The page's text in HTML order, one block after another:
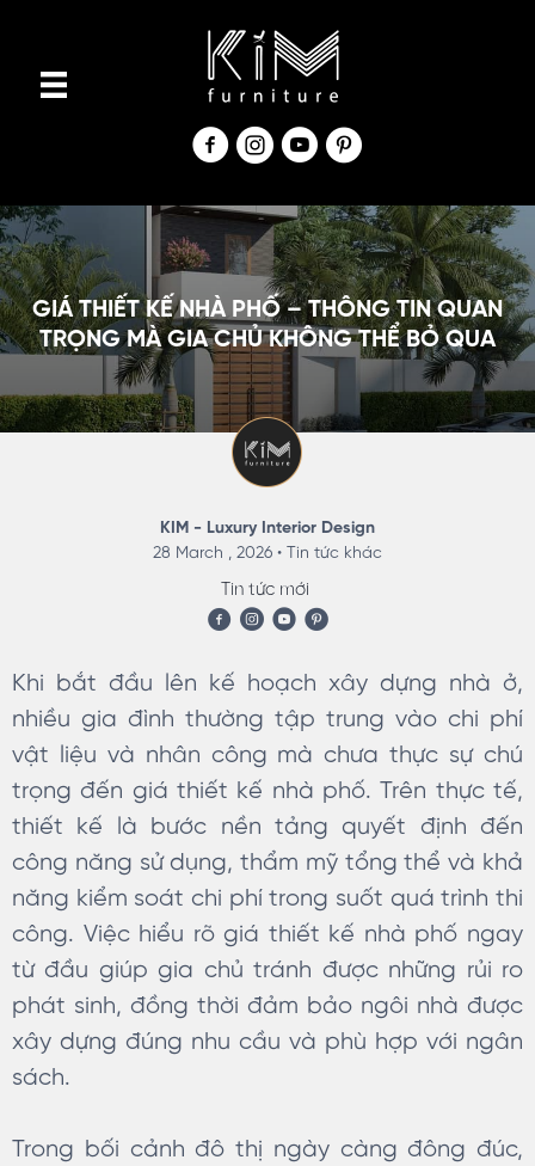
c
o
n
t
n
GIÁ THIẾT KẾ NHÀ PHỐ – THÔNG TIN QUAN
TRỌNG MÀ GIA CHỦ KHÔNG THỂ BỎ QUA
KIM - Luxury Interior Design
28 March , 2026 • Tin tức khác
Tin tức mới
Khi bắt đầu lên kế hoạch xây dựng nhà ở,
nhiều gia đình thường tập trung vào chi phí
vật liệu và nhân công mà chưa thực sự chú
trọng đến giá thiết kế nhà phố. Trên thực tế,
thiết kế là bước nền tảng quyết định đến
công năng sử dụng, thẩm mỹ tổng thể và khả
năng kiểm soát chi phí trong suốt quá trình thi
công. Việc hiểu rõ giá thiết kế nhà phố ngay
từ đầu giúp gia chủ tránh được những rủi ro
phát sinh, đồng thời đảm bảo ngôi nhà được
xây dựng đúng nhu cầu và phù hợp với ngân
sách.
Trong bối cảnh đô thị ngày càng đông đúc,